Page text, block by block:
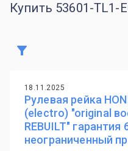
Купить 53601-TL1-
18.11.2025
Рулевая рейка
(electro) "original
REBUILT" гарантия
неограниченный